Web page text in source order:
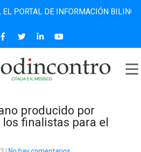
DE INFORMACIÓN BILINGÜE
producido por
finalistas para el